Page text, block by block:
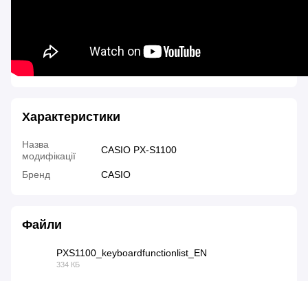
Характеристики
Назва
модифікації
CASIO PX-S1100
Бренд CASIO
Файли
PXS1100_keyboardfunctionlist_EN
334 КБ